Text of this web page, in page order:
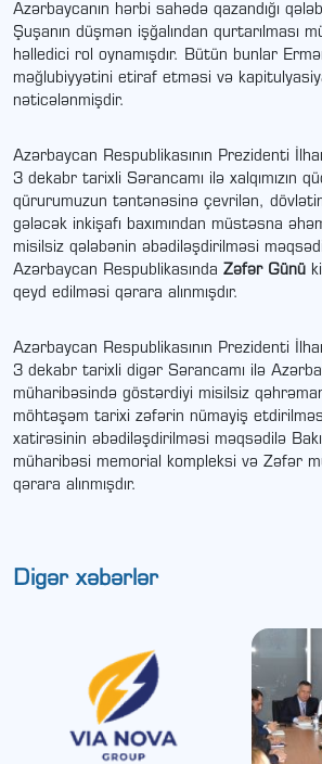
Azərbaycanın hərbi sahədə qazandığı
Şuşanın düşmən işğalından qurtarılması
həlledici rol oynamışdır. Bütün bunlar
məğlubiyyətini etiraf etməsi və
nəticələnmişdir.
Azərbaycan Respublikasının Prezidenti
3 dekabr tarixli Sərancamı ilə xalqımızın
qürurumuzun təntənəsinə çevrilən,
gələcək inkişafı baxımından müstəsna
misilsiz qələbənin əbədiləşdirilməsi
Azərbaycan Respublikasında Zəfər Günü
qeyd edilməsi qərara alınmışdır.
Azərbaycan Respublikasının Prezidenti
3 dekabr tarixli digər Sərancamı ilə
müharibəsində göstərdiyi misilsiz
möhtəşəm tarixi zəfərin nümayiş
xatirəsinin əbədiləşdirilməsi məqsədilə
müharibəsi memorial kompleksi və Zəfər
qərara alınmışdır.
Digər xəbərlər